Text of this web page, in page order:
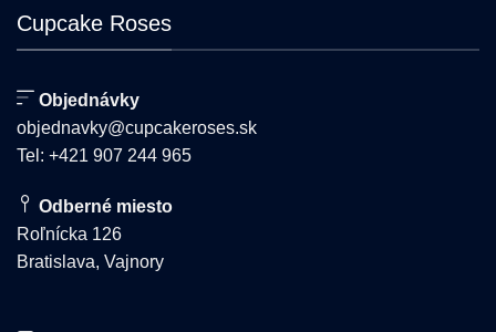
Cupcake Roses
Objednávky
objednavky@cupcakeroses.sk
Tel: +421 907 244 965
Odberné miesto
Roľnícka 126
Bratislava, Vajnory